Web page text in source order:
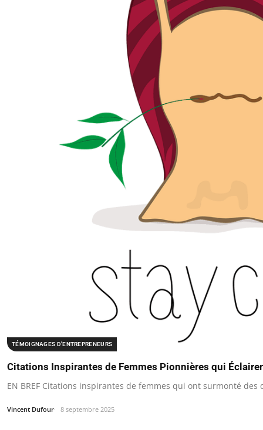
TÉMOIGNAGES D'ENTREPRENEURS
Citations Inspirantes de Femmes Pionnières qui
EN BREF Citations inspirantes de femmes qui ont surmonté
Vincent Dufour 8 septembre 2025